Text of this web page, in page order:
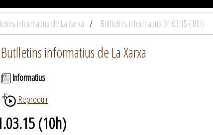
informatius de La Xarxa Butlletins informatius 01.03.15 (10h)
Butlletins informatius de La Xarxa
Informatius
Reproduir
(10h)